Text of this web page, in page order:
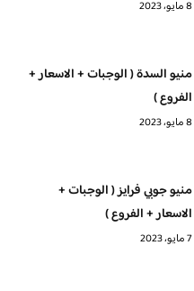
8 مايو، 2023
منيو السدة ( الوجبات + الاسعار +
الفروع )
8 مايو، 2023
منيو جوبي فرايز ( الوجبات +
الاسعار + الفروع )
7 مايو، 2023